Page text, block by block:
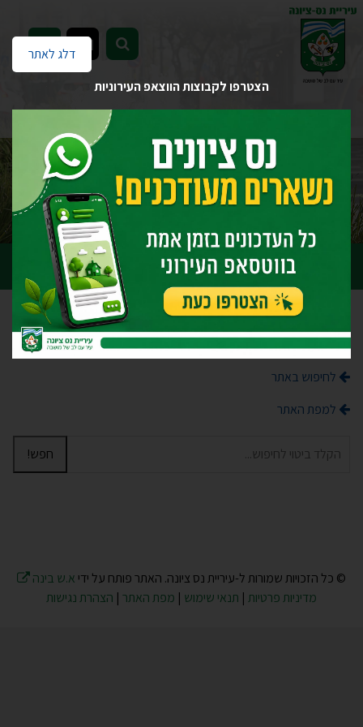
הצטרפו לקבוצות הווצאפ העירוניות
דלג לאתר EN
מבזקים
אופס... נראה שהגעת לעמוד שאינו קיים.
לעמוד הבית
לחיפוש באתר
למפת האתר
חפש!
© כל הזכויות שמורות ל-עיריית נס ציונה. האתר פותח על ידי א.ש בינה
מדיניות פרטיות | תנאי שימוש | מפת האתר | הצהרת נגישות